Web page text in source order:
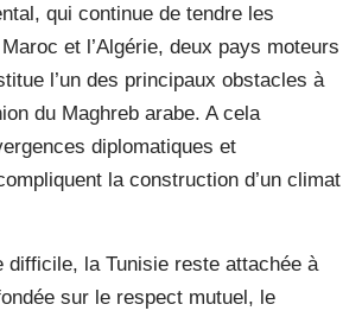
qui continue de tendre les
et l’Algérie, deux pays moteurs
l’un des principaux obstacles à
du Maghreb arabe. A cela
diplomatiques et
la construction d’un climat
difficile, la Tunisie reste attachée à
sur le respect mutuel, le